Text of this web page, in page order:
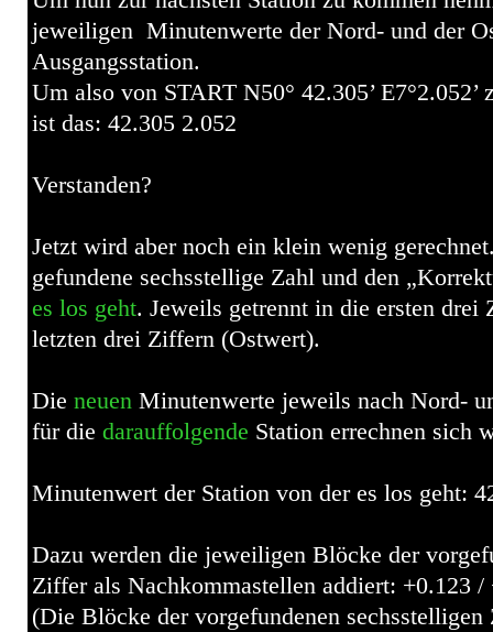
jeweiligen Minutenwerte der Nord- und der
Ausgangsstation.
Um also von START N50° 42.305’
ist das: 42.305 2.052
Verstanden?
Jetzt wird aber noch ein klein wenig
gefundene sechsstellige Zahl und den
es los geht. Jeweils getrennt in die ersten
letzten drei Ziffern (Ostwert).
Die neuen Minutenwerte jeweils nach Nord-
für die darauffolgende Station errechnen sich
Minutenwert der Station von der es los geht:
Dazu werden die jeweiligen Blöcke der
Ziffer als Nachkommastellen addiert: +0.123 /
(Die Blöcke der vorgefundenen